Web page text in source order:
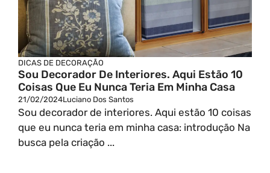
DICAS DE DECORAÇÃO
Sou Decorador De Interiores. Aqui Estão 10
Coisas Que Eu Nunca Teria Em Minha Casa
21/02/2024Luciano Dos Santos
Sou decorador de interiores. Aqui estão 10 coisas
que eu nunca teria em minha casa: introdução Na
busca pela criação ...